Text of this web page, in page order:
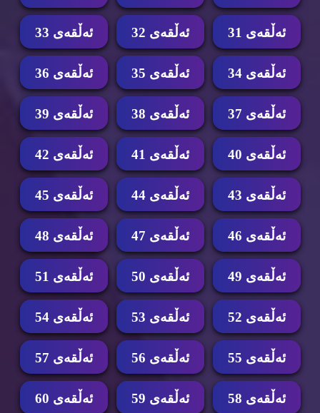
ئه‌ڵقه‌ی 31 ئه‌ڵقه‌ی 32 ئه‌ڵقه‌ی 33
ئه‌ڵقه‌ی 34 ئه‌ڵقه‌ی 35 ئه‌ڵقه‌ی 36
ئه‌ڵقه‌ی 37 ئه‌ڵقه‌ی 38 ئه‌ڵقه‌ی 39
ئه‌ڵقه‌ی 40 ئه‌ڵقه‌ی 41 ئه‌ڵقه‌ی 42
ئه‌ڵقه‌ی 43 ئه‌ڵقه‌ی 44 ئه‌ڵقه‌ی 45
ئه‌ڵقه‌ی 46 ئه‌ڵقه‌ی 47 ئه‌ڵقه‌ی 48
ئه‌ڵقه‌ی 49 ئه‌ڵقه‌ی 50 ئه‌ڵقه‌ی 51
ئه‌ڵقه‌ی 52 ئه‌ڵقه‌ی 53 ئه‌ڵقه‌ی 54
ئه‌ڵقه‌ی 55 ئه‌ڵقه‌ی 56 ئه‌ڵقه‌ی 57
ئه‌ڵقه‌ی 58 ئه‌ڵقه‌ی 59 ئه‌ڵقه‌ی 60